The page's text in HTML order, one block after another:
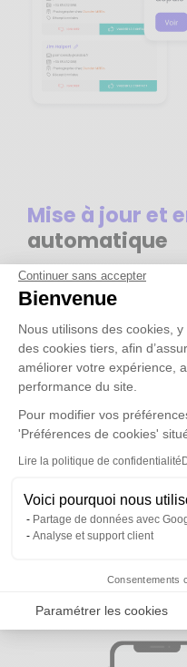
Continuer sans accepter
Bienvenue
Nous utilisons des cookies,
des cookies tiers, afin
améliorer votre expérience,
performance du site.
Pour modifier vos
'Préférences de cookies'
Lire la politique de confidentialité
Voici pourquoi nous
Partage de données avec
Analyse et support client
Consentements
Paramétrer les cookies
Axeptio consent
Plateforme de Gestion
Mise à jour et
automatique
équipes